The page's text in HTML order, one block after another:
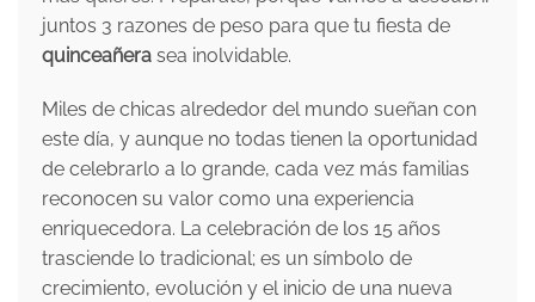
juntos 3 razones de peso para que tu fiesta de
quinceañera sea inolvidable.
Miles de chicas alrededor del mundo sueñan con
este día, y aunque no todas tienen la oportunidad
de celebrarlo a lo grande, cada vez más familias
reconocen su valor como una experiencia
enriquecedora. La celebración de los 15 años
trasciende lo tradicional; es un símbolo de
crecimiento, evolución y el inicio de una nueva